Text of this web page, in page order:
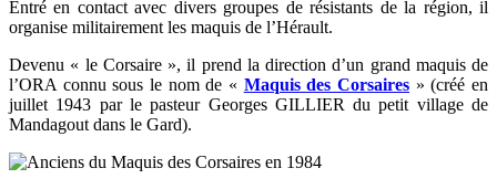
Entré en contact avec divers groupes de résistants de la région, il
organise militairement les maquis de l’Hérault.
Devenu « le Corsaire », il prend la direction d’un grand maquis de
l’ORA connu sous le nom de « Maquis des Corsaires » (créé en
juillet 1943 par le pasteur Georges GILLIER du petit village de
Mandagout dans le Gard).